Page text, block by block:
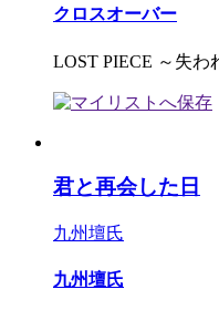
クロスオーバー
LOST PIECE ～失わ
君と再会した日
九州壇氏
九州壇氏